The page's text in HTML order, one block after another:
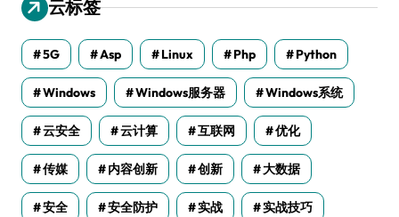
云标签
5G Asp Linux Php Python
Windows Windows服务器 Windows系统
云安全 云计算 互联网 优化
传媒 内容创新 创新 大数据
安全 安全防护 实战 实战技巧